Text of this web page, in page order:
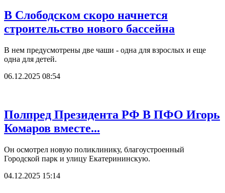
В Слободском скоро начнется
строительство нового бассейна
В нем предусмотрены две чаши - одна для взрослых и еще
одна для детей.
06.12.2025 08:54
Полпред Президента РФ В ПФО Игорь
Комаров вместе...
Он осмотрел новую поликлинику, благоустроенный
Городской парк и улицу Екатерининскую.
04.12.2025 15:14